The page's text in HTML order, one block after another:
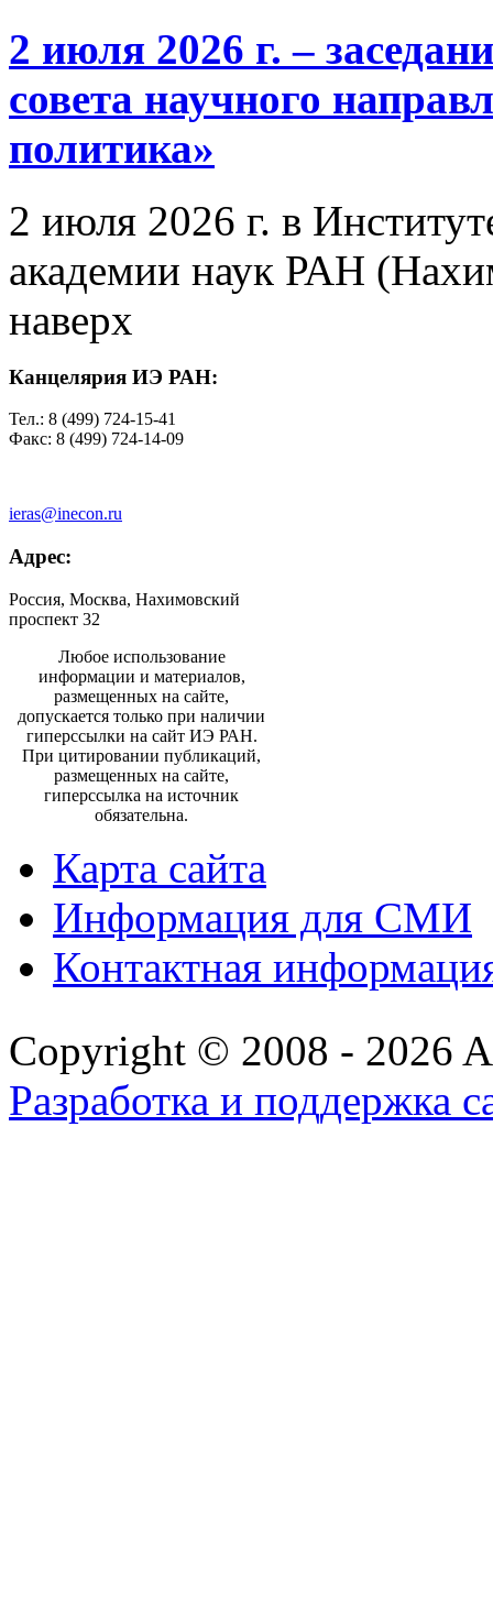
2 июля 2026 г. –
совета научного
политика»
2 июля 2026 г. в
академии наук РАН
наверх
Канцелярия ИЭ РАН:
Тел.: 8 (499) 724-15-41
Факс: 8 (499) 724-14-09
ieras@inecon.ru
Адрес:
Россия, Москва, Нахимовский
проспект 32
Любое использование
информации и материалов,
размещенных на сайте,
допускается только при наличии
гиперссылки на сайт ИЭ РАН.
При цитировании публикаций,
размещенных на сайте,
гиперссылка на источник
обязательна.
Карта сайта
Информация для СМИ
Контактная
Copyright © 2008 - 2026
Разработка и поддержка